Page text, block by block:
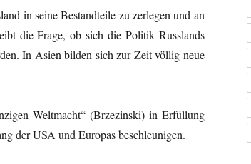
in seine Bestandteile zu zerlegen und an
die Frage, ob sich die Politik Russlands
In Asien bilden sich zur Zeit völlig neue
Weltmacht“ (Brzezinski) in Erfüllung
der USA und Europas beschleunigen.